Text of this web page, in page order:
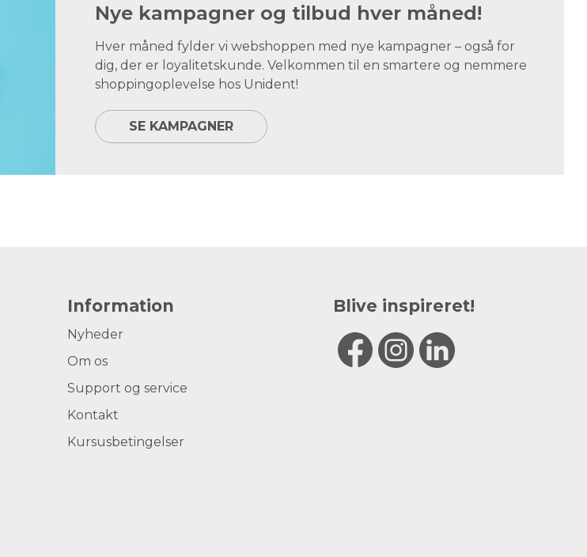
Nye kampagner og tilbud hver måned!
Hver måned fylder vi webshoppen med nye kampagner – også for
dig, der er loyalitetskunde. Velkommen til en smartere og nemmere
shoppingoplevelse hos Unident!
SE KAMPAGNER
Information
Nyheder
Om os
Support og service
Kontakt
Kursusbetingelser
Blive inspireret!